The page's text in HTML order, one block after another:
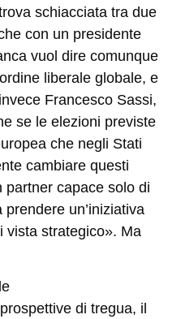
schiacciata tra due
con un presidente
vuol dire comunque
liberale globale, e
Francesco Sassi,
se le elezioni previste
che negli Stati
cambiare questi
partner capace solo di
un’iniziativa
vista strategico». Ma
di tregua, il